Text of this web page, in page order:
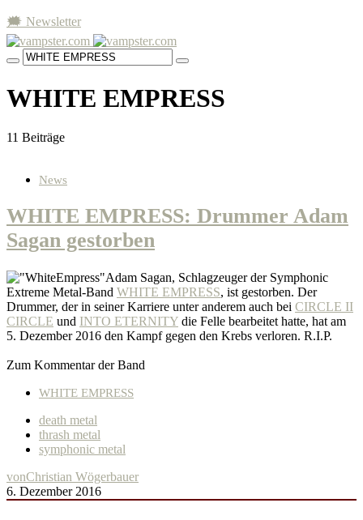
🗯 Newsletter
WHITE EMPRESS
11 Beiträge
News
WHITE EMPRESS: Drummer Adam
Sagan gestorben
Adam Sagan, Schlagzeuger der Symphonic
Extreme Metal-Band WHITE EMPRESS, ist gestorben. Der
Drummer, der in seiner Karriere unter anderem auch bei CIRCLE II
CIRCLE und INTO ETERNITY die Felle bearbeitet hatte, hat am
5. Dezember 2016 den Kampf gegen den Krebs verloren. R.I.P.
Zum Kommentar der Band
WHITE EMPRESS
death metal
thrash metal
symphonic metal
vonChristian Wögerbauer
6. Dezember 2016